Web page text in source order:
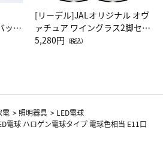
ッグ
ス
[リーデル]JALオリジナル オヴ
ァチュア ワイングラス2脚セッ
ト（レッドワイン）
5,280円 （税込）
電 > 照明器具 > LED電球
電球 ハロゲン電球タイプ 電球色相当 E11口